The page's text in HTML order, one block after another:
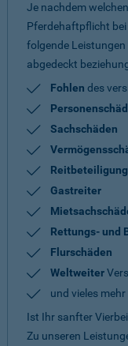
Je nachdem
Pferdehaftpflicht bei
folgende
abgedeckt
Fohlen des
Sachschäden
Reitbeteiligung
Gastreiter
Rettungs- und
Flurschäden
Weltweiter
und vieles mehr
Ist Ihr sanfter
Zu unseren